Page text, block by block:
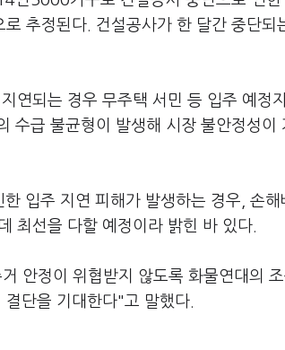
추정된다. 건설공사가 한 달간 중단
연되는 경우 무주택 서민 등 입주 예정
수급 불균형이 발생해 시장 불안정성이
한 입주 지연 피해가 발생하는 경우, 손
최선을 다할 예정이라 밝힌 바 있다.
안정이 위협받지 않도록 화물연대의
단을 기대한다"고 말했다.